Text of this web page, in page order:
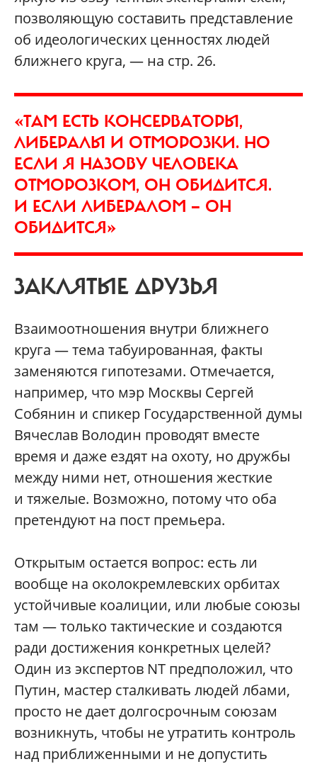
позволяющую составить представление
об идеологических ценностях людей
ближнего круга, — на стр. 26.
«ТАМ ЕСТЬ КОНСЕРВАТОРЫ,
ЛИБЕРАЛЫ И ОТМОРОЗКИ. НО
ЕСЛИ Я НАЗОВУ ЧЕЛОВЕКА
ОТМОРОЗКОМ, ОН ОБИДИТСЯ.
И ЕСЛИ ЛИБЕРАЛОМ — ОН
ОБИДИТСЯ»
ЗАКЛЯТЫЕ ДРУЗЬЯ
Взаимоотношения внутри ближнего
круга — тема табуированная, факты
заменяются гипотезами. Отмечается,
например, что мэр Москвы Сергей
Собянин и спикер Государственной думы
Вячеслав Володин проводят вместе
время и даже ездят на охоту, но дружбы
между ними нет, отношения жесткие
и тяжелые. Возможно, потому что оба
претендуют на пост премьера.
Открытым остается вопрос: есть ли
вообще на околокремлевских орбитах
устойчивые коалиции, или любые союзы
там — только тактические и создаются
ради достижения конкретных целей?
Один из экспертов NT предположил, что
Путин, мастер сталкивать людей лбами,
просто не дает долгосрочным союзам
возникнуть, чтобы не утратить контроль
над приближенными и не допустить